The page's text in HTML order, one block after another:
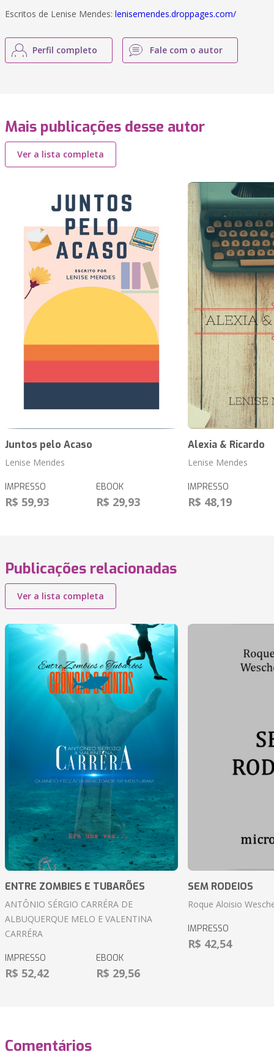
Escritos de Lenise Mendes: lenisemendes.droppages.com/
Perfil completo Fale com o autor
Mais publicações desse autor
Ver a lista completa
Juntos pelo Acaso
Lenise Mendes
IMPRESSO
R$ 59,93
EBOOK
R$ 29,93
Alexia & Ricardo
Lenise Mendes
IMPRESSO
R$ 48,19
Publicações relacionadas
Ver a lista completa
ENTRE ZOMBIES E TUBARÕES
ANTÔNIO SÉRGIO CARRÉRA DE
ALBUQUERQUE MELO E VALENTINA
CARRÉRA
IMPRESSO
R$ 52,42
EBOOK
R$ 29,56
SEM RODEIOS
Roque Aloisio
IMPRESSO
R$ 42,54
Comentários